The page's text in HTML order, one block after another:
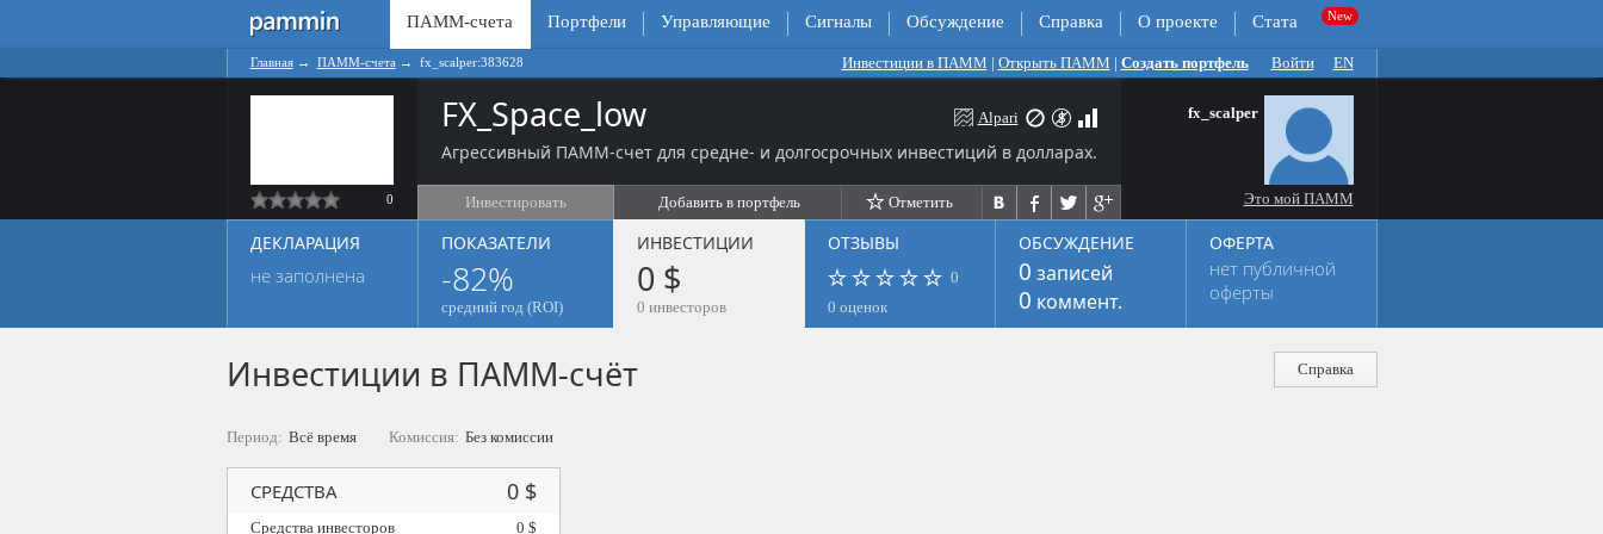
ПАММ-счета Портфели Управляющие Сигналы Обсуждение Справка О проекте Стата
Главная→ ПАММ-счета → fx_scalper:383628 Инвестиции в ПАММ | Открыть ПАММ | Создать портфель Войти EN
0
FX_Space_low
Агрессивный ПАММ-счет для средне- и долгосрочных инвестиций в долларах.
Alpari
Инвестировать Добавить в портфель Отметить
fx_scalper
Это мой ПАММ
ДЕКЛАРАЦИЯ
не заполнена
ПОКАЗАТЕЛИ
-82%
средний год (ROI)
ИНВЕСТИЦИИ
0 $
0 инвесторов
ОТЗЫВЫ
0
0 оценок
ОБСУЖДЕНИЕ
0 записей
0 коммент.
ОФЕРТА
нет публичной
оферты
Справка
Инвестиции в ПАММ-счёт
Период: Всё время Комиссия: Без комиссии
СРЕДСТВА 0 $
Средства инвесторов
0 $